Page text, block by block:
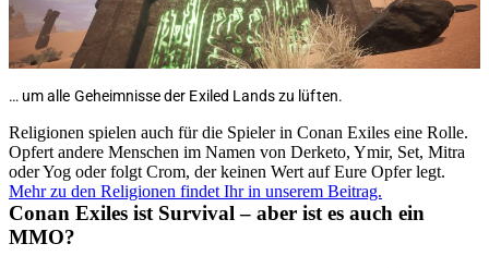
… um alle Geheimnisse der Exiled Lands zu lüften.
Religionen spielen auch für die Spieler in Conan Exiles eine Rolle.
Opfert andere Menschen im Namen von Derketo, Ymir, Set, Mitra
oder Yog oder folgt Crom, der keinen Wert auf Eure Opfer legt.
Mehr zu den Religionen findet Ihr in unserem Beitrag.
Conan Exiles ist Survival – aber ist es auch ein
MMO?